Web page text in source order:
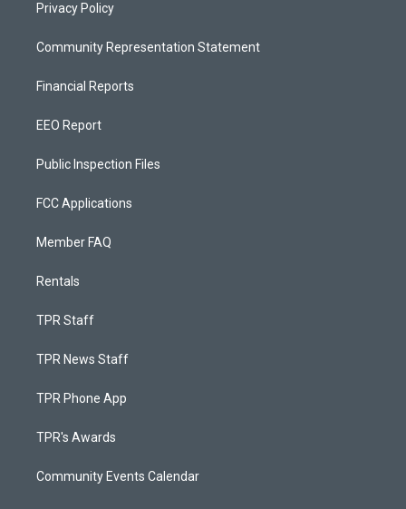
Privacy Policy
Community Representation Statement
Financial Reports
EEO Report
Public Inspection Files
FCC Applications
Member FAQ
Rentals
TPR Staff
TPR News Staff
TPR Phone App
TPR's Awards
Community Events Calendar